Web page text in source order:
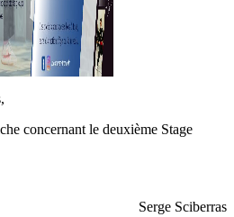
concernant le deuxième Stage
Serge Sciberras